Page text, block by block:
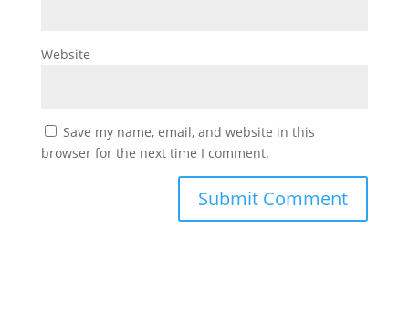
Website
Save my name, email, and website in this
browser for the next time I comment.